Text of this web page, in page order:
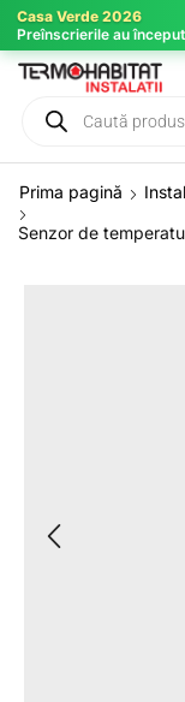
Casa Verde 2026
Preînscrierile au
Prima pagină
Senzor de